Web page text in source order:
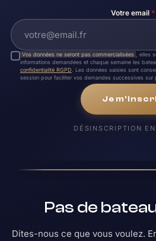
Votre email *
Vos données ne seront pas commercialisées , elles
informations demandées et chaque semaine les
confidentialité RGPD. Les données saisies sont
session pour faciliter vos demandes successives sur
Je
DÉSINSCRIPTION
Pas de
Dites-nous ce que vous voulez.